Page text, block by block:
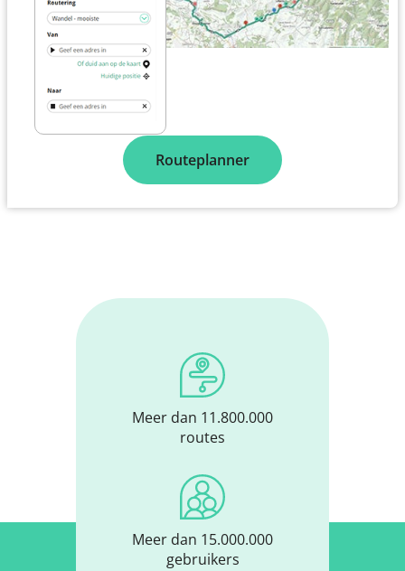
Routeplanner
Meer dan 11.800.000
routes
Meer dan 15.000.000
gebruikers